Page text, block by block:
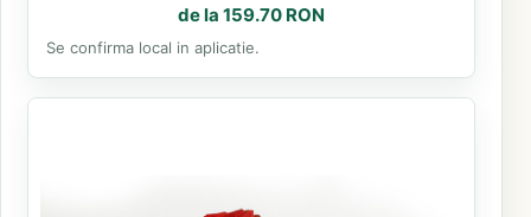
de la 159.70 RON
Se confirma local in aplicatie.